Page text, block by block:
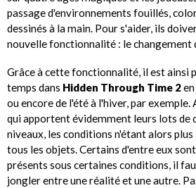
passage d'environnements fouillés,
dessinés à la main. Pour s'aider, ils
nouvelle fonctionnalité : le changement
Grâce à cette fonctionnalité, il est ainsi
temps dans Hidden Through Time 2
ou encore de l'été à l'hiver, par
qui apportent évidemment leurs lots de
niveaux, les conditions n'étant alors
tous les objets. Certains d'entre eux
présents sous certaines conditions, il
jongler entre une réalité et une autre.